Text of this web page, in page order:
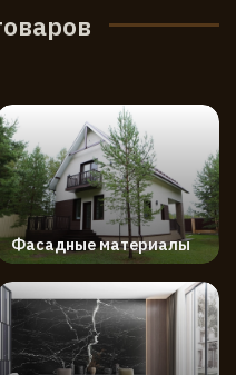
Фасадные материалы